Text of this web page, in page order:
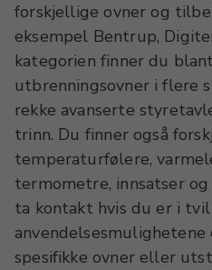
forskjellige ovner og
eksempel Bentrup,
kategorien finner du
utbrenningsovner i flere
rekke avanserte
trinn. Du finner også
temperaturfølere,
termometre, innsatser
ta kontakt hvis du er i
spesifikke ovner eller